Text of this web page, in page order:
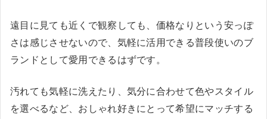
遠目に見ても近くで観察しても、価格なりという安っぽ
さは感じさせないので、気軽に活用できる普段使いのブ
ランドとして愛用できるはずです。
汚れても気軽に洗えたり、気分に合わせて色やスタイル
を選べるなど、おしゃれ好きにとって希望にマッチする